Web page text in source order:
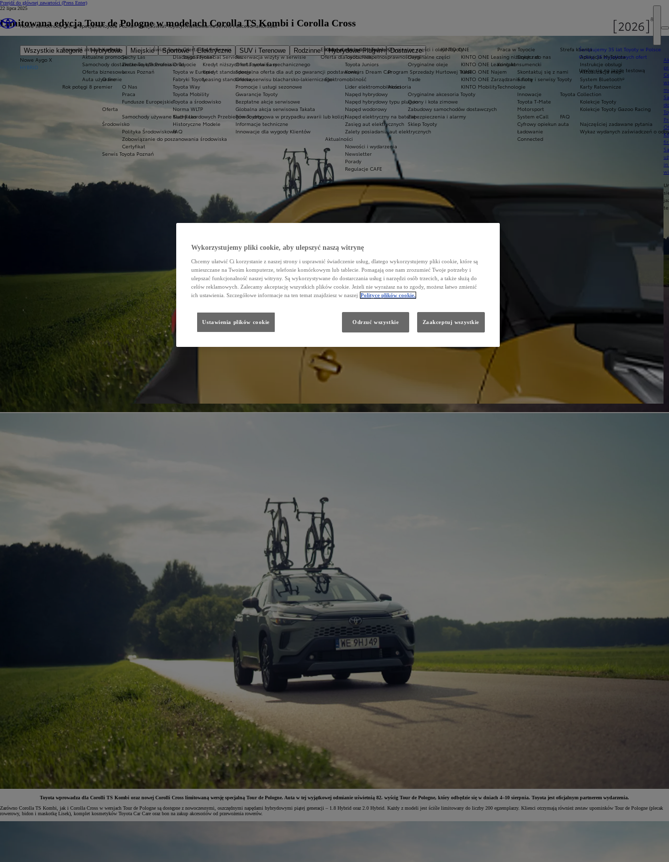
Przejdź do głównej zawartości (Press Enter)
Nowe samochody
Wszystkie kategorie Hybrydowe Miejskie Sportowe Elektryczne SUV i Terenowe Rodzinne Hybrydowe Plug-in
Dostawcze
Nowe Aygo X
HYBRID
Oferty specjalne
Sprawdź aktualne oferty
Aktualne promocje
Samochody dostawcze Toyota Professional
Oferta biznesowa
Auta używane
Rok potęgi 8 premier
Ekobonus dla hybryd Toyoty
Oferta dla osób z niepełnosprawnościami
Świętujemy 35 lat Toyoty w Polsce
Odkryj 35 wyjątkowych ofert
Umów się na jazdę testową
Toyota Poznań Ukleja
Kontakt
Suchy Las
Złotkowo k/Poznania
Lexus Poznań
O firmie
O Nas
Praca
Fundusze Europejskie
Oferta
Samochody używane Suchy Las
Środowisko
Polityka Środowiskowa
Zobowiązanie do poszanowania środowiska
Certyfikat
Serwis Toyota Poznań
Świat Toyoty
Świat Toyoty
Dlaczego Toyota?
O Toyocie
Toyota w Europie
Fabryki Toyoty
Toyota Way
Toyota Mobility
Toyota a środowisko
Norma WLTP
Klub Rekordowych Przebiegów Toyoty
Historyczne Modele
FAQ
Kluby dla dzieci i młodzieży
Toyota Kids
Toyota Juniors
Konkurs Dream Car
Elektromobilność
Lider elektromobilności
Napęd hybrydowy
Napęd hybrydowy typu plug-in
Napęd wodorowy
Napęd elektryczny na baterię
Zasięg aut elektrycznych
Zalety posiadania aut elektrycznych
Aktualności
Nowości i wydarzenia
Newsletter
Porady
Regulacje CAFE
Praca w Toyocie
Dołącz do nas
Kontakt
Skontaktuj się z nami
Salony i serwisy Toyoty
Technologie
Innowacje
Toyota T-Mate
Motorsport
System eCall
Cyfrowy opiekun auta
Ładowanie
Connected
Finansowanie
Oferta dla firm
Toyota Financial Services
Kredyt niższych rat Toyota Easy
Kredyt standardowy
Leasing standardowy
KINTO ONE
KINTO ONE Leasing niższych rat
KINTO ONE Leasing konsumencki
KINTO ONE Najem
KINTO ONE Zarządzanie flotą
KINTO Mobility
Serwis i akcesoria
Serwis
Rezerwacja wizyty w serwisie
Oferta serwisu mechanicznego
Specjalna oferta dla aut po gwarancji podstawowej
Oferta serwisu blacharsko-lakierniczego
Promocje i usługi sezonowe
Gwarancje Toyoty
Bezpłatne akcje serwisowe
Globalna akcja serwisowa Takata
Pomoc drogowa w przypadku awarii lub kolizji
Informacje techniczne
Innowacje dla wygody Klientów
Oryginalne części i oleje Toyoty
Oryginalne części
Oryginalne oleje
Program Sprzedaży Hurtowej Trade
Trade
Akcesoria
Oryginalne akcesoria Toyoty
Opony i koła zimowe
Zabudowy samochodów dostawczych
Zabezpieczenia i alarmy
Sklep Toyoty
Strefa klienta
Aplikacja MyToyota
Instrukcje obsługi
Aktualizacja map
System Bluetooth®
Karty Ratownicze
Toyota Collection
Kolekcje Toyoty
Kolekcje Toyoty Gazoo Racing
FAQ
Najczęściej zadawane pytania
Wykaz wydanych zaświadczeń o
Kontakt
22 lipca 2025
Limitowana edycja Tour de Pologne w modelach Corolla TS Kombi i Corolla Cross
Toyota wprowadza dla Corolli TS Kombi oraz nowej Corolli Cross limitowaną wersję specjalną Tour de Pologne. Auta w tej wyjątkowej odmianie uświetnią 82. wyścig Tour de Pologne, który odbędzie się w dniach 4–10 sierpnia. Toyota jest oficjalnym partnerem wydarzenia.
Zarówno Corolla TS Kombi, jak i Corolla Cross w wersjach Tour de Pologne są dostępne z nowoczesnymi, oszczędnymi napędami hybrydowymi piątej generacji – 1.8 Hybrid oraz 2.0 Hybrid. Każdy z modeli jest ściśle limitowany do liczby 200 egzemplarzy. Klienci otrzymają również zestaw upominków Tour de Pologne (plecak
rowerowy, bidon i maskotkę Lisek), komplet kosmetyków Toyota Car Care oraz bon na zakup akcesoriów od przewożenia rowerów.
Wykorzystujemy pliki cookie, aby ulepszyć naszą witrynę
Chcemy ułatwić Ci korzystanie z naszej strony i usprawnić świadczenie usług, dlatego wykorzystujemy pliki cookie, które są
umieszczane na Twoim komputerze, telefonie komórkowym lub tablecie. Pomagają one nam zrozumieć Twoje potrzeby i
ulepszać funkcjonalność naszej witryny. Są wykorzystywane do dostarczania usług i narzędzi osób trzecich, a także służą do
celów reklamowych. Zalecamy akceptację wszystkich plików cookie. Jeżeli nie wyrażasz na to zgody, możesz łatwo zmienić
ich ustawienia. Szczegółowe informacje na ten temat znajdziesz w naszej Polityce plików cookie.
Ustawienia plików cookie Odrzuć wszystkie Zaakceptuj wszystkie